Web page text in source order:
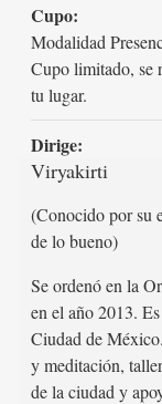
Cupo:
Modalidad
Cupo limitado, se
tu lugar.
Dirige:
Viryakirti
(Conocido por su
de lo bueno)
Se ordenó en la
en el año 2013.
Ciudad de
y meditación,
de la ciudad y